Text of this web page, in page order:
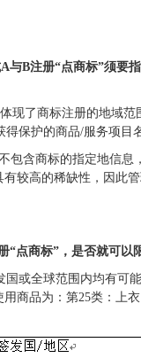
与B注册“点商标”须要
现了商标注册的地域
保护的商品/服务项目
包含商标的指定地信
有较高的稀缺性，因此
“点商标”，是否就可以
国或全球范围内均有可
商品为：第25类：上